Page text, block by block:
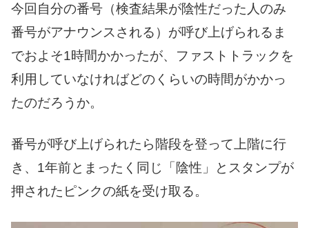
今回自分の番号（検査結果が陰性だった人のみ
番号がアナウンスされる）が呼び上げられるま
でおよそ1時間かかったが、ファストトラックを
利用していなければどのくらいの時間がかかっ
たのだろうか。
番号が呼び上げられたら階段を登って上階に行
き、1年前とまったく同じ「陰性」とスタンプが
押されたピンクの紙を受け取る。